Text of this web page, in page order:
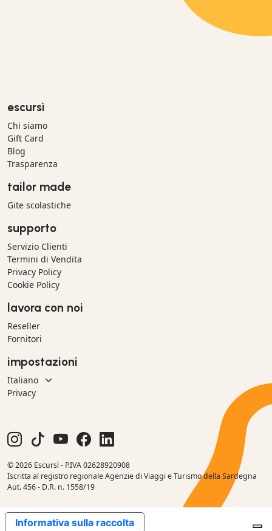
escursì
Chi siamo
Gift Card
Blog
Trasparenza
tailor made
Gite scolastiche
supporto
Servizio Clienti
Termini di Vendita
Privacy Policy
Cookie Policy
lavora con noi
Reseller
Fornitori
impostazioni
Privacy
© 2026 Escursì - P.IVA 02628920908
Iscritta al registro regionale Agenzie di Viaggi e Turismo della Sardegna
Aut. 456 - D.R. n. 1558/19
Informativa sulla raccolta